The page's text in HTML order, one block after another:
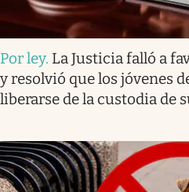
Por ley. La Justicia falló a
y resolvió que los jóvenes
liberarse de la custodia de